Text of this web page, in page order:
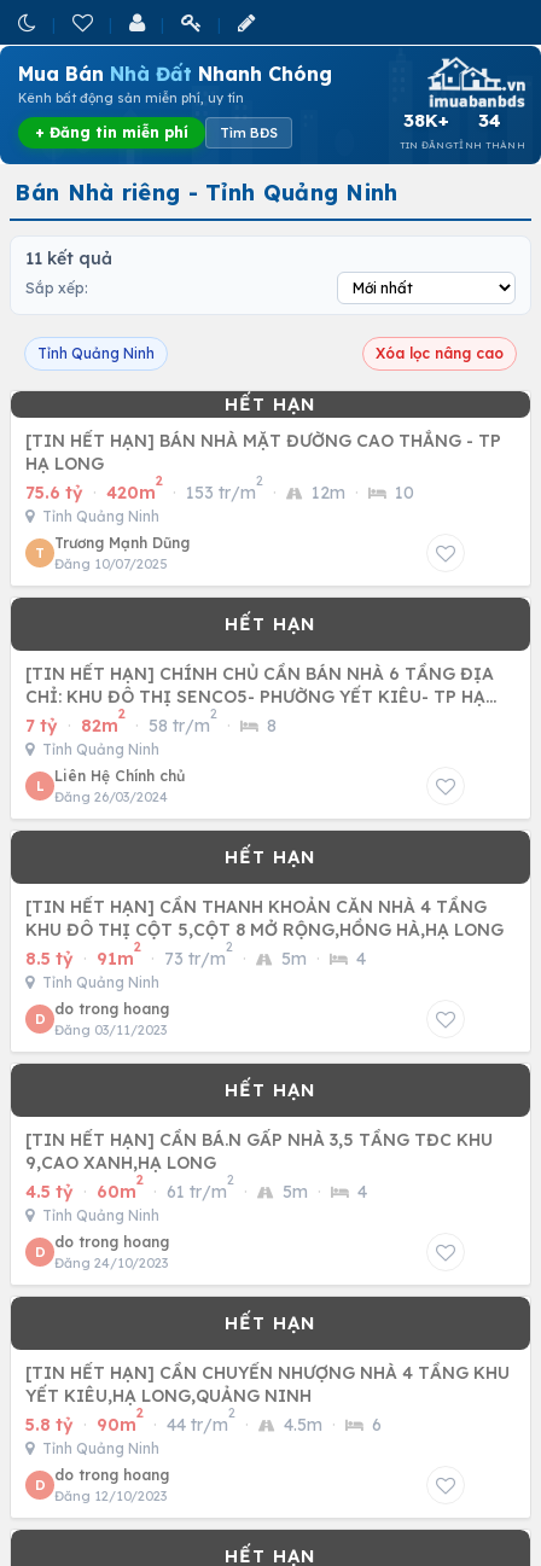
Mua Bán Nhà Đất Nhanh Chóng
Kênh bất động sản miễn phí, uy tín
+ Đăng tin miễn phí Tìm BĐS
38K+
TIN ĐĂNG
34
TỈNH THÀNH
Bán Nhà riêng - Tỉnh Quảng Ninh
11 kết quả
Sắp xếp:
Tỉnh Quảng Ninh Xóa lọc nâng cao
[TIN HẾT HẠN] BÁN NHÀ MẶT ĐƯỜNG CAO THẮNG - TP
HẠ LONG
75.6 tỷ · 420m
2
· 153 tr/m
2
· 12m · 10
Tỉnh Quảng Ninh
T
Trương Mạnh Dũng
Đăng 10/07/2025
[TIN HẾT HẠN] CHÍNH CHỦ CẦN BÁN NHÀ 6 TẦNG ĐỊA
CHỈ: KHU ĐÔ THỊ SENCO5- PHƯỜNG YẾT KIÊU- TP HẠ
LONG- QUẢNG NINH
7 tỷ · 82m
2
· 58 tr/m
2
· 8
Tỉnh Quảng Ninh
L
Liên Hệ Chính chủ
Đăng 26/03/2024
[TIN HẾT HẠN] CẦN THANH KHOẢN CĂN NHÀ 4 TẦNG
KHU ĐÔ THỊ CỘT 5,CỘT 8 MỞ RỘNG,HỒNG HÀ,HẠ LONG
8.5 tỷ · 91m
2
· 73 tr/m
2
· 5m · 4
Tỉnh Quảng Ninh
D
do trong hoang
Đăng 03/11/2023
[TIN HẾT HẠN] CẦN BÁ.N GẤP NHÀ 3,5 TẦNG TĐC KHU
9,CAO XANH,HẠ LONG
4.5 tỷ · 60m
2
· 61 tr/m
2
· 5m · 4
Tỉnh Quảng Ninh
D
do trong hoang
Đăng 24/10/2023
[TIN HẾT HẠN] CẦN CHUYỂN NHƯỢNG NHÀ 4 TẦNG KHU
YẾT KIÊU,HẠ LONG,QUẢNG NINH
5.8 tỷ · 90m
2
· 44 tr/m
2
· 4.5m · 6
Tỉnh Quảng Ninh
D
do trong hoang
Đăng 12/10/2023